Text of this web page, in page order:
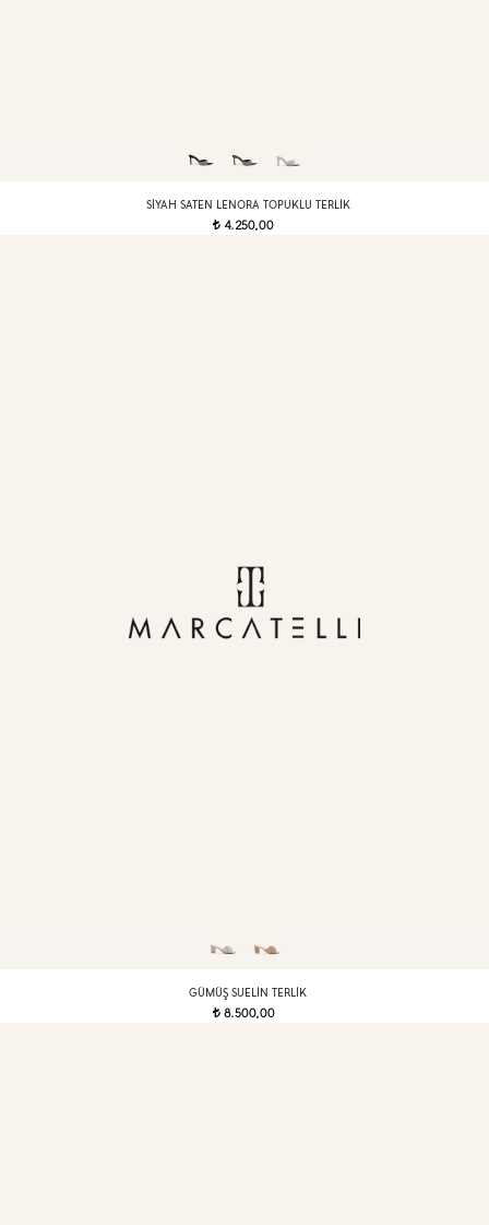
SIYAH SATEN LENORA TOPUKLU TERLIK
t 4.250,00
GÜMÜŞ SUELIN TERLIK
t8.500,00